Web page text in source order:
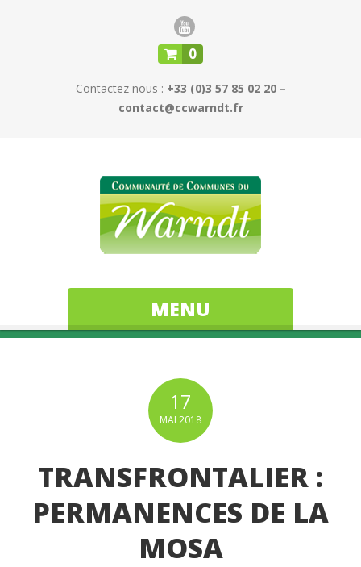
0
Contactez nous : +33 (0)3 57 85 02 20 –
contact@ccwarndt.fr
MENU
17
MAI 2018
TRANSFRONTALIER :
PERMANENCES DE LA
MOSA